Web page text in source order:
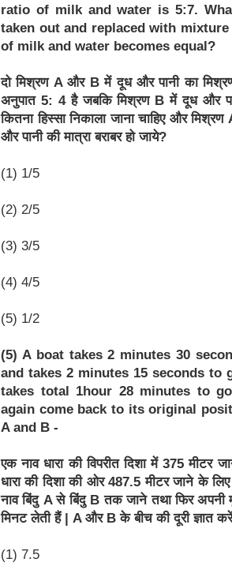
ratio of milk and water is 5:7.
taken out and replaced with
of milk and water becomes equal?
दो मिश्रण A और B में दूध और पानी का
अनुपात 5: 4 है जबकि मिश्रण B में दूध और
कितना हिस्सा निकाला जाना चाहिए और
और पानी की मात्रा बराबर हो जाये?
(1) 1/5
(2) 2/5
(3) 3/5
(4) 4/5
(5) 1/2
(5) A boat takes 2 minutes 30
and takes 2 minutes 15 seconds to
takes total 1hour 28 minutes to
again come back to its original
A and B -
एक नाव धारा की विपरीत दिशा में 375
धारा की दिशा की ओर 487.5 मीटर जाने के
नाव बिंदु A से बिंदु B तक जाने तथा फिर
मिनट लेती हैं | A और B के बीच की दूरी ज्ञात
(1) 7.5